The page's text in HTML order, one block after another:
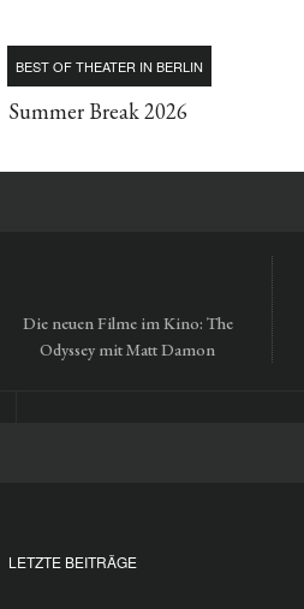
BEST OF THEATER IN BERLIN
Summer Break 2026
Die neuen Filme im Kino: The
Odyssey mit Matt Damon
LETZTE BEITRÄGE